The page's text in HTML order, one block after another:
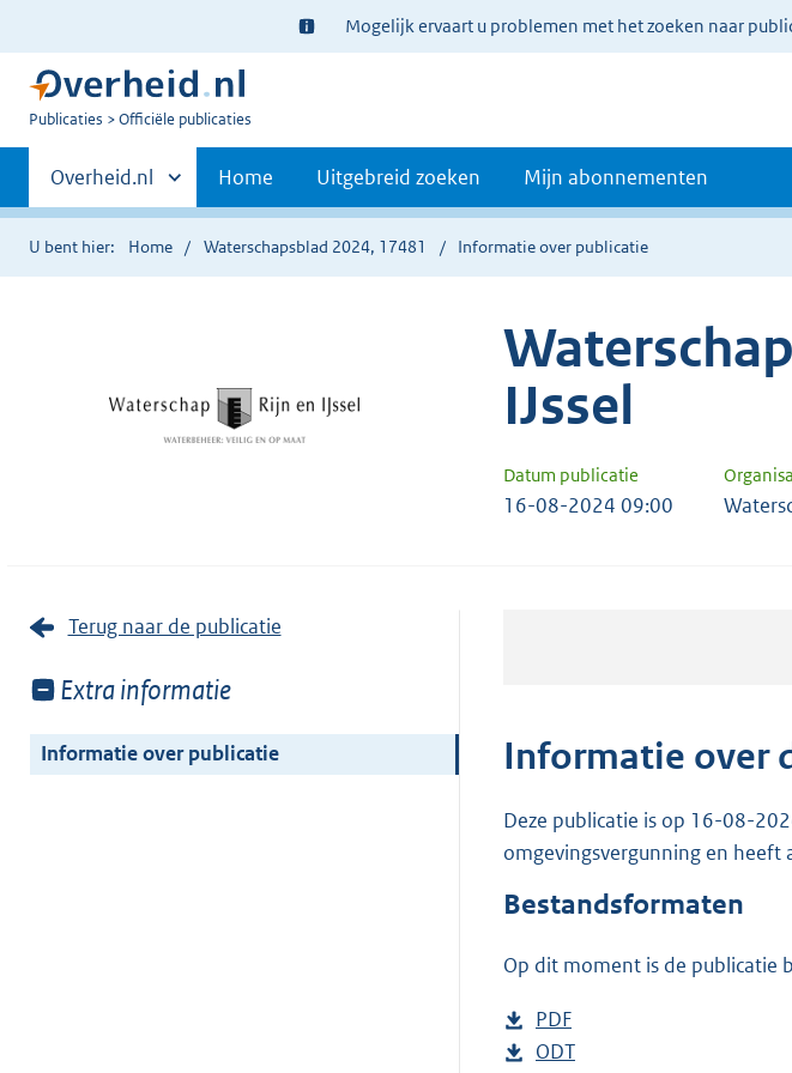
Ter
informatie:
Mogelijk ervaart u problemen met het zoeken naar
U
Publicaties Officiële publicaties
Primaire
navigatie
Andere
sites
binnen
Overheid.nl Home Uitgebreid zoeken Mijn abonnementen
U bent hier: Home Waterschapsblad 2024, 17481 Informatie over publicatie
IJssel
Datum publicatie
16-08-2024 09:00
Terug naar de publicatie
Toon
van:
Extra informatie
Informatie over publicatie Informatie over
Deze publicatie is op 16-08-
omgevingsvergunning en
Bestandsformaten
Op dit moment is de publicatie
D
o
PDF
e
D
ODT